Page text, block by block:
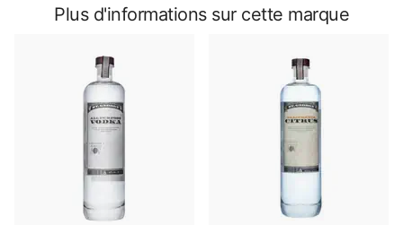
Plus d'informations sur cette marque